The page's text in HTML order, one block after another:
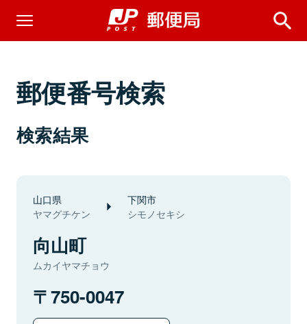
郵便番号検索
検索結果
山口県
ヤマグチケン
下関市
シモノセキシ
向山町
ムカイヤマチョウ
750-0047